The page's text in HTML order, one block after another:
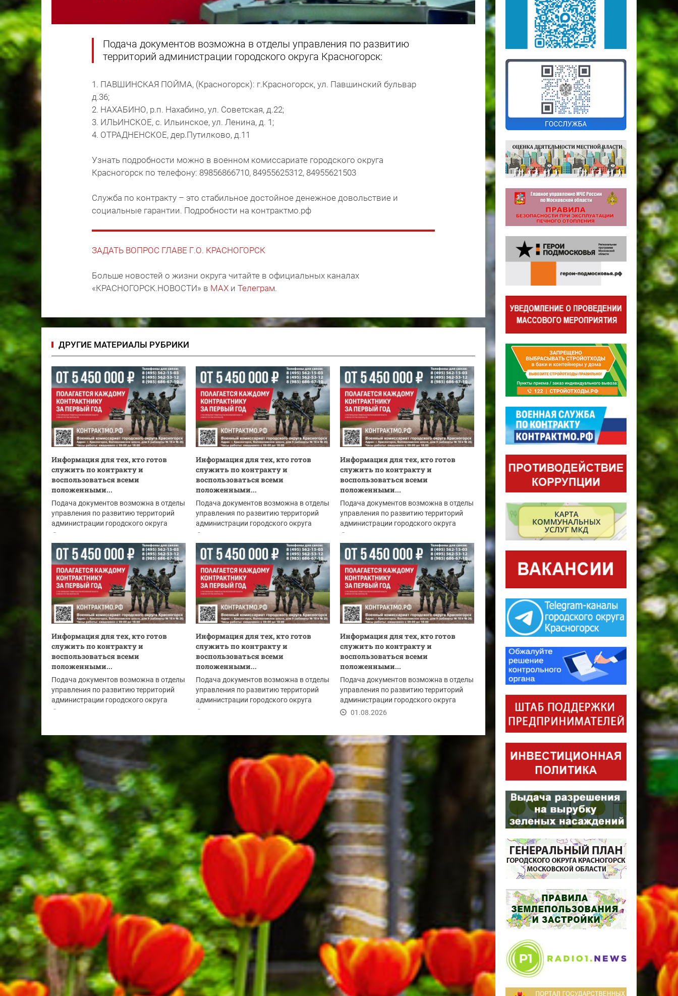
Подача документов возможна в отделы управления по развитию
территорий администрации городского округа Красногорск:
1. ПАВШИНСКАЯ ПОЙМА, (Красногорск): г.Красногорск, ул. Павшинский бульвар
д.36;
2. НАХАБИНО, р.п. Нахабино, ул. Советская, д.22;
3. ИЛЬИНСКОЕ, с. Ильинское, ул. Ленина, д. 1;
4. ОТРАДНЕНСКОЕ, дер.Путилково, д.11
Узнать подробности можно в военном комиссариате городского округа
Красногорск по телефону: 89856866710, 84955625312, 84955621503
Служба по контракту – это стабильное достойное денежное довольствие и
социальные гарантии. Подробности на контрактмо.рф
ЗАДАТЬ ВОПРОС ГЛАВЕ Г.О. КРАСНОГОРСК
Больше новостей о жизни округа читайте в официальных каналах
«КРАСНОГОРСК.НОВОСТИ» в MAX и Телеграм.
ДРУГИЕ МАТЕРИАЛЫ РУБРИКИ
Информация для тех, кто готов
служить по контракту и
воспользоваться всеми
положенными...
Подача документов возможна в отделы
управления по развитию территорий
администрации городского округа
Красногорск:
Информация для тех, кто готов
служить по контракту и
воспользоваться всеми
положенными...
Подача документов возможна в отделы
управления по развитию территорий
администрации городского округа
Красногорск:
Информация для тех, кто готов
служить по контракту и
воспользоваться всеми
положенными...
Подача документов возможна в отделы
управления по развитию территорий
администрации городского округа
Красногорск:
Информация для тех, кто готов
служить по контракту и
воспользоваться всеми
положенными...
Подача документов возможна в отделы
управления по развитию территорий
администрации городского округа
Красногорск:
Информация для тех, кто готов
служить по контракту и
воспользоваться всеми
положенными...
Подача документов возможна в отделы
управления по развитию территорий
администрации городского округа
Красногорск:
Информация для тех, кто готов
служить по контракту и
воспользоваться всеми
положенными...
Подача документов возможна в отделы
управления по развитию территорий
администрации городского округа
Красногорск:
01.08.2026